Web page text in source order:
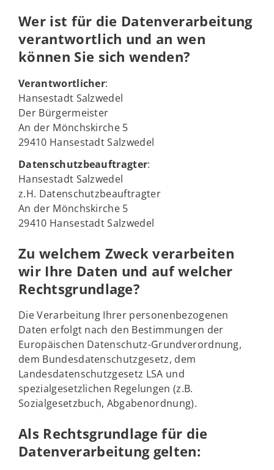
Wer ist für die Datenverarbeitung
verantwortlich und an wen
können Sie sich wenden?
Verantwortlicher:
Hansestadt Salzwedel
Der Bürgermeister
An der Mönchskirche 5
29410 Hansestadt Salzwedel
Datenschutzbeauftragter:
Hansestadt Salzwedel
z.H. Datenschutzbeauftragter
An der Mönchskirche 5
29410 Hansestadt Salzwedel
Zu welchem Zweck verarbeiten
wir Ihre Daten und auf welcher
Rechtsgrundlage?
Die Verarbeitung Ihrer personenbezogenen
Daten erfolgt nach den Bestimmungen der
Europäischen Datenschutz-Grundverordnung,
dem Bundesdatenschutzgesetz, dem
Landesdatenschutzgesetz LSA und
spezialgesetzlichen Regelungen (z.B.
Sozialgesetzbuch, Abgabenordnung).
Als Rechtsgrundlage für die
Datenverarbeitung gelten: